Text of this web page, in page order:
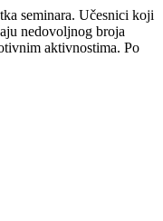
seminara. Učesnici koji
nedovoljnog broja
aktivnostima. Po